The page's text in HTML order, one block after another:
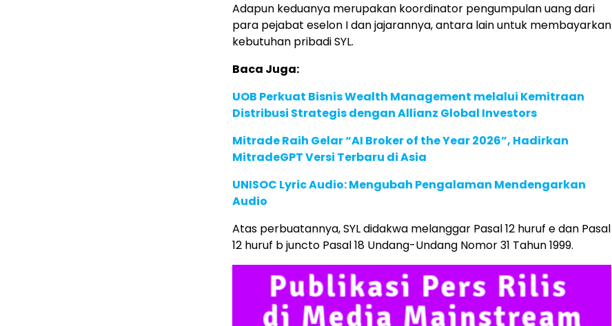
Adapun keduanya merupakan koordinator pengumpulan uang dari
para pejabat eselon I dan jajarannya, antara lain untuk membayarkan
kebutuhan pribadi SYL.
Baca Juga:
UOB Perkuat Bisnis Wealth Management melalui Kemitraan
Distribusi Strategis dengan Allianz Global Investors
Mitrade Raih Gelar “AI Broker of the Year 2026”, Hadirkan
MitradeGPT Versi Terbaru di Asia
UNISOC Lyric Audio: Mengubah Pengalaman Mendengarkan
Audio
Atas perbuatannya, SYL didakwa melanggar Pasal 12 huruf e dan Pasal
12 huruf b juncto Pasal 18 Undang-Undang Nomor 31 Tahun 1999.